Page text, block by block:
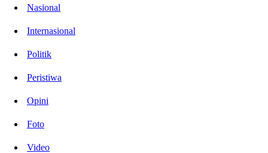
Nasional
Internasional
Politik
Peristiwa
Opini
Foto
Video